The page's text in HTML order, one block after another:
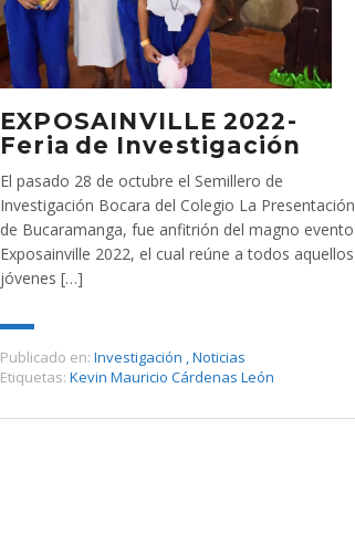
EXPOSAINVILLE 2022-
Feria de Investigación
El pasado 28 de octubre el Semillero de
Investigación Bocara del Colegio La Presentación
de Bucaramanga, fue anfitrión del magno evento
Exposainville 2022, el cual reúne a todos aquellos
jóvenes […]
Publicado en: Investigación ,Noticias
Etiquetas: Kevin Mauricio Cárdenas León